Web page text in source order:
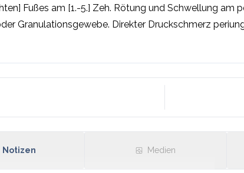
Fußes am [1.-5.] Zeh. Rötung und Schwellung am
Granulationsgewebe. Direkter Druckschmerz
Notizen Medien